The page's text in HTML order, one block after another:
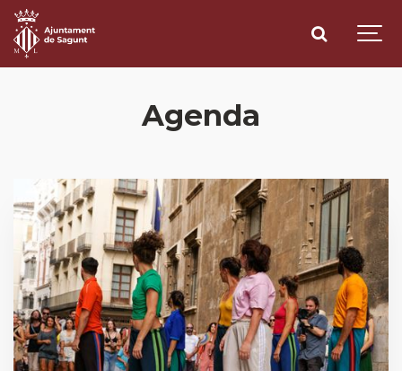
Agenda